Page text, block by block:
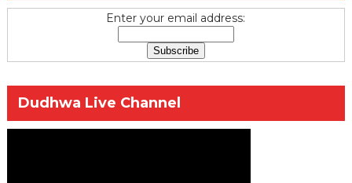
Enter your email address:
Dudhwa Live Channel